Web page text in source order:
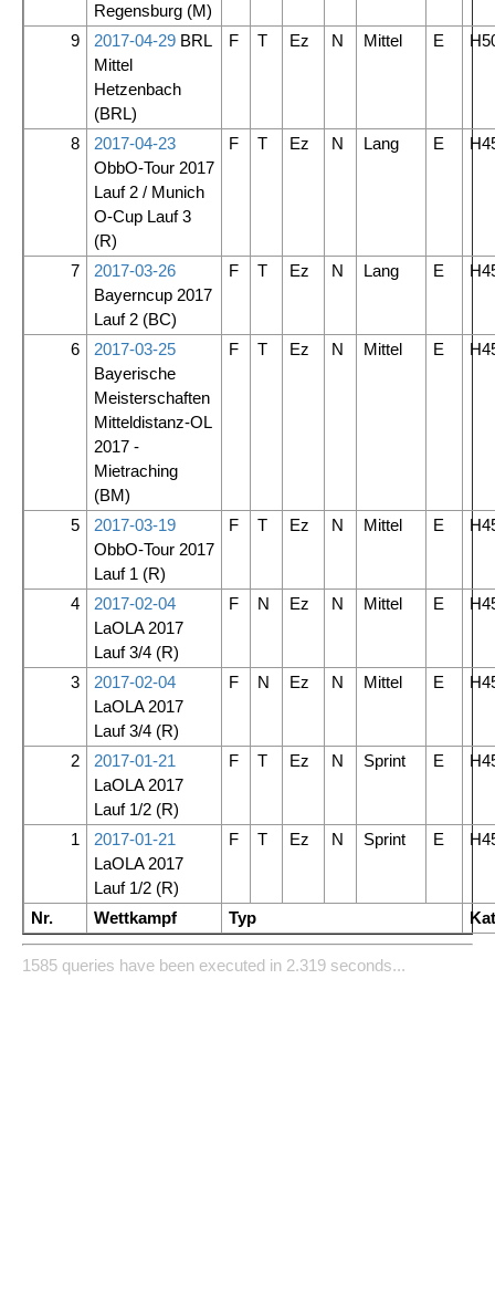
Regensburg (M)
9 2017-04-29 BRL
Mittel
Hetzenbach
(BRL)
F T Ez N Mittel E
8
2017-04-23
ObbO-Tour 2017
Lauf 2 / Munich
O-Cup Lauf 3
(R)
F T Ez N Lang E
7
2017-03-26
Bayerncup 2017
Lauf 2 (BC)
F T Ez N Lang E
6
2017-03-25
Bayerische
Meisterschaften
Mitteldistanz-OL
2017 -
Mietraching
(BM)
F T Ez N Mittel E
5
2017-03-19
ObbO-Tour 2017
Lauf 1 (R)
F T Ez N Mittel E
4
2017-02-04
LaOLA 2017
Lauf 3/4 (R)
F N Ez N Mittel E
3
2017-02-04
LaOLA 2017
Lauf 3/4 (R)
F N Ez N Mittel E
2
2017-01-21
LaOLA 2017
Lauf 1/2 (R)
F T Ez N Sprint E
1
2017-01-21
LaOLA 2017
Lauf 1/2 (R)
F T Ez N Sprint E
Nr. Wettkampf Typ
1585 queries have been executed in 2.319 seconds...